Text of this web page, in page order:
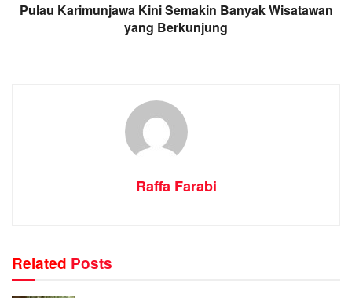
Pulau Karimunjawa Kini Semakin Banyak Wisatawan
yang Berkunjung
Raffa Farabi
Related Posts